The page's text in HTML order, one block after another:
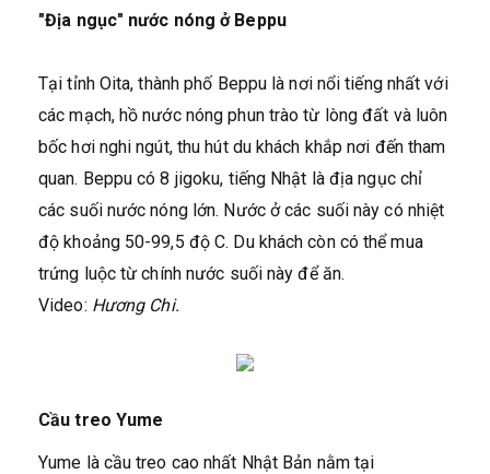
"Địa ngục" nước nóng ở Beppu
Tại tỉnh Oita, thành phố Beppu là nơi nổi tiếng nhất với
các mạch, hồ nước nóng phun trào từ lòng đất và luôn
bốc hơi nghi ngút, thu hút du khách khắp nơi đến tham
quan. Beppu có 8 jigoku, tiếng Nhật là địa ngục chỉ
các suối nước nóng lớn. Nước ở các suối này có nhiệt
độ khoảng 50-99,5 độ C. Du khách còn có thể mua
trứng luộc từ chính nước suối này để ăn.
Video: Hương Chi.
Cầu treo Yume
Yume là cầu treo cao nhất Nhật Bản nằm tại